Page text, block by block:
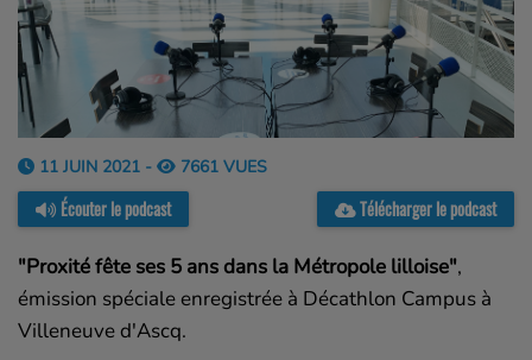
11 JUIN 2021 - 7661 VUES
Écouter le podcast Télécharger le podcast
"Proxité fête ses 5 ans dans la Métropole lilloise",
émission spéciale enregistrée à Décathlon Campus à
Villeneuve d'Ascq.